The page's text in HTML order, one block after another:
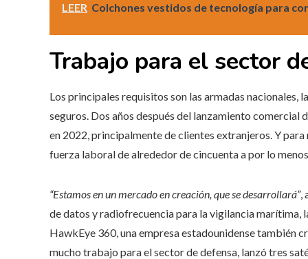
LEER Colchones vestidos de tecnología para
Trabajo para el sector
Los principales requisitos son las armadas nacionales,
seguros. Dos años después del lanzamiento
en 2022, principalmente de clientes extranjeros. Y
fuerza laboral de alrededor de cincuenta a por lo
“Estamos en un mercado en creación, que se desarrollará”,
de datos y radiofrecuencia para la vigilancia
HawkEye 360, una empresa estadounidense también
mucho trabajo para el sector de defensa, lanzó tres